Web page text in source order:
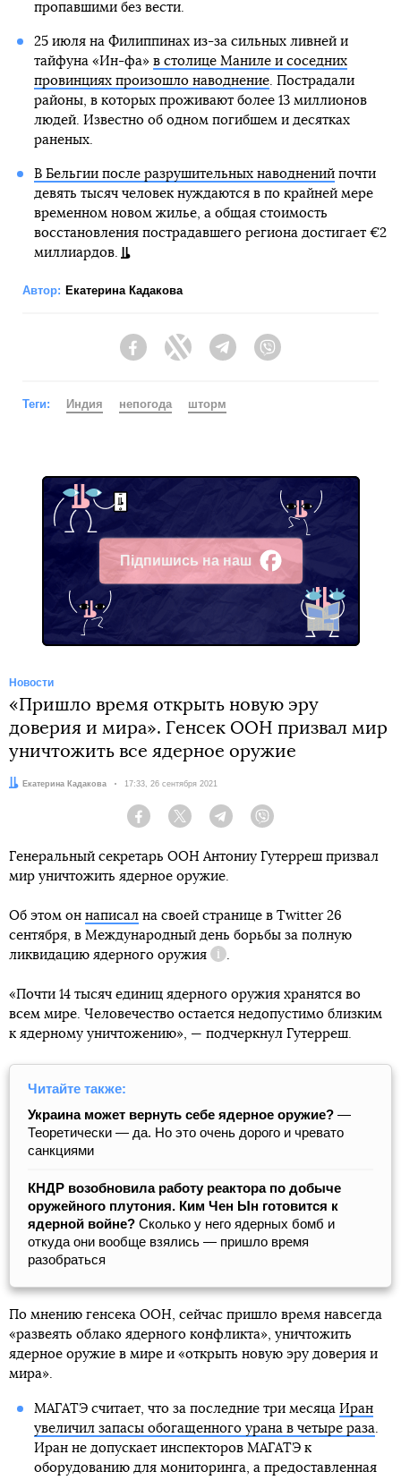
пропавшими без вести.
25 июля на Филиппинах из-за сильных ливней и
тайфуна «Ин-фа» в столице Маниле и соседних
провинциях произошло наводнение. Пострадали
районы, в которых проживают более 13 миллионов
людей. Известно об одном погибшем и десятках
раненых.
В Бельгии после разрушительных наводненийпочти
девять тысяч человек нуждаются в по крайней мере
временном новом жилье, а общая стоимость
восстановления пострадавшего региона достигает €2
миллиардов.
Автор: Екатерина Кадакова
FacebookTwitter Telegram
Теги: Индия непогода шторм
Підпишись на наш
Facebook
Новости
«Пришло время открыть новую эру
доверия и мира». Генсек ООН призвал мир
уничтожить все ядерное оружие
Автор:Екатерина Кадакова Дата:
17:33, 26 сентября 2021
Facebook Twitter Telegram
Генеральный секретарь ООН Антониу Гутерреш призвал
мир уничтожить ядерное оружие.
Об этом он написал на своей странице в Twitter 26
сентября, в Международный день борьбы за полную
ликвидацию ядерного оружия
Справка
.
«Почти 14 тысяч единиц ядерного оружия хранятся во
всем мире. Человечество остается недопустимо близким
к ядерному уничтожению», — подчеркнул Гутерреш.
Читайте также:
Украина может вернуть себе ядерное оружие? —
Теоретически — да. Но это очень дорого и чревато
санкциями
КНДР возобновила работу реактора по добыче
оружейного плутония. Ким Чен Ын готовится к
ядерной войне? Сколько у него ядерных бомб и
откуда они вообще взялись — пришло время
разобраться
По мнению генсека ООН, сейчас пришло время навсегда
«развеять облако ядерного конфликта», уничтожить
ядерное оружие в мире и «открыть новую эру доверия и
мира».
МАГАТЭ считает, что за последние три месяца Иран
увеличил запасы обогащенного урана в четыре раза.
Иран не допускает инспекторов МАГАТЭ к
оборудованию для мониторинга, а предоставленная